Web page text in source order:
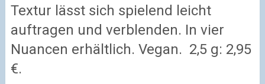
Textur lässt sich spielend leicht
auftragen und verblenden. In vier
Nuancen erhältlich. Vegan. 2,5 g: 2,95
€.